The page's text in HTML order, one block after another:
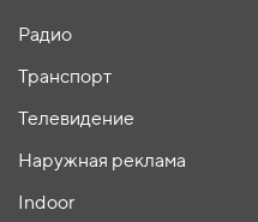
Радио
Транспорт
Телевидение
Наружная реклама
Indoor